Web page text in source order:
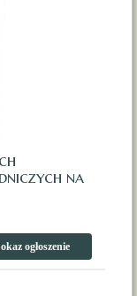
na
ogłoszenie